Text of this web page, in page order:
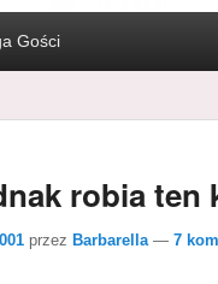
Gości
robia
przez Barbarella — 7